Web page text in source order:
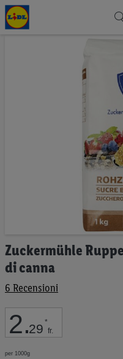
Zuckermühle
di canna
6 Recensioni
2.29 *
fr.
per 1000g
Vai
all'inizio
della
galleria
di
immagini